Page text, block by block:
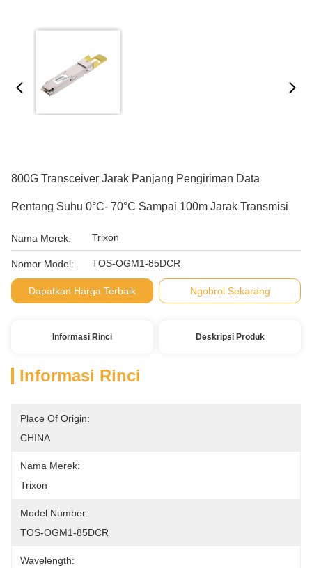
800G Transceiver Jarak Panjang Pengiriman Data
Rentang Suhu 0°C- 70°C Sampai 100m Jarak Transmisi
Nama Merek: Trixon
Nomor Model: TOS-OGM1-85DCR
Dapatkan Harga Terbaik Ngobrol Sekarang
Informasi Rinci Deskripsi Produk
Informasi Rinci
Place Of Origin:
CHINA
Nama Merek:
Trixon
Model Number:
TOS-OGM1-85DCR
Wavelength: